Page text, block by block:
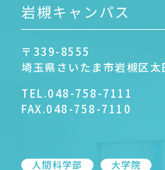
岩槻キャンパス
〒339-8555
埼玉県さいたま市岩槻区
TEL.048-758-7111
FAX.048-758-7110
人間科学部 大学院